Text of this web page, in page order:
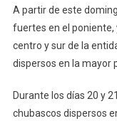
A partir de este
fuertes en el
centro y sur de la
dispersos en la mayor
Durante los días 20 y
chubascos dispersos